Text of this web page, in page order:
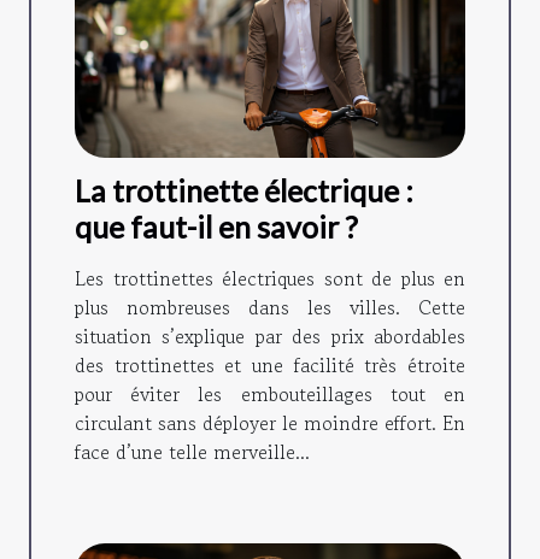
La trottinette électrique :
que faut-il en savoir ?
Les trottinettes électriques sont de plus en
plus nombreuses dans les villes. Cette
situation s’explique par des prix abordables
des trottinettes et une facilité très étroite
pour éviter les embouteillages tout en
circulant sans déployer le moindre effort. En
face d’une telle merveille...